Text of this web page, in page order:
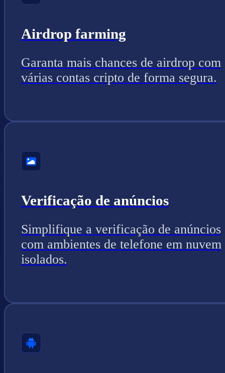
Airdrop farming
Garanta mais chances de airdrop com
várias contas cripto de forma segura.
Verificação de anúncios
Simplifique a verificação de anúncios
com ambientes de telefone em nuvem
isolados.